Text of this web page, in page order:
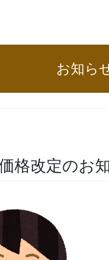
お知ら
格改定のお